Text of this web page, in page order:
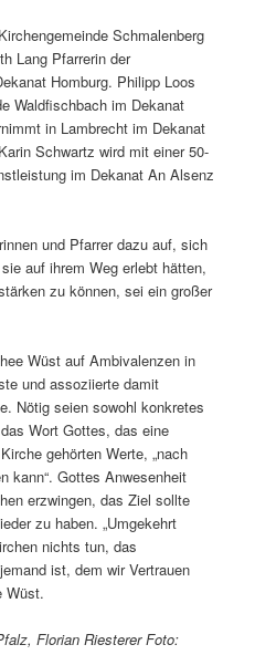
Schmalenberg
Lang Pfarrerin der
Homburg. Philipp Loos
Waldfischbach im Dekanat
in Lambrecht im Dekanat
Schwartz wird mit einer 50-
im Dekanat An Alsenz
und Pfarrer dazu auf, sich
auf ihrem Weg erlebt hätten,
zu können, sei ein großer
Wüst auf Ambivalenzen in
und assoziierte damit
Nötig seien sowohl konkretes
Wort Gottes, das eine
gehörten Werte, „nach
kann“. Gottes Anwesenheit
erzwingen, das Ziel sollte
zu haben. „Umgekehrt
nichts tun, das
ist, dem wir Vertrauen
Wüst.
Florian Riesterer Foto: